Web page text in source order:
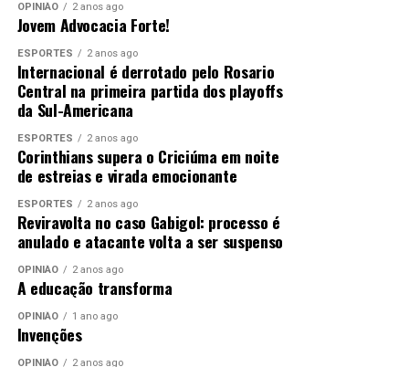
OPINIÃO 2 anos ago
Jovem Advocacia Forte!
ESPORTES 2 anos ago
Internacional é derrotado pelo Rosario
Central na primeira partida dos playoffs
da Sul-Americana
ESPORTES 2 anos ago
Corinthians supera o Criciúma em noite
de estreias e virada emocionante
ESPORTES 2 anos ago
Reviravolta no caso Gabigol: processo é
anulado e atacante volta a ser suspenso
OPINIÃO 2 anos ago
A educação transforma
OPINIÃO 1 ano ago
Invenções
OPINIÃO 2 anos ago